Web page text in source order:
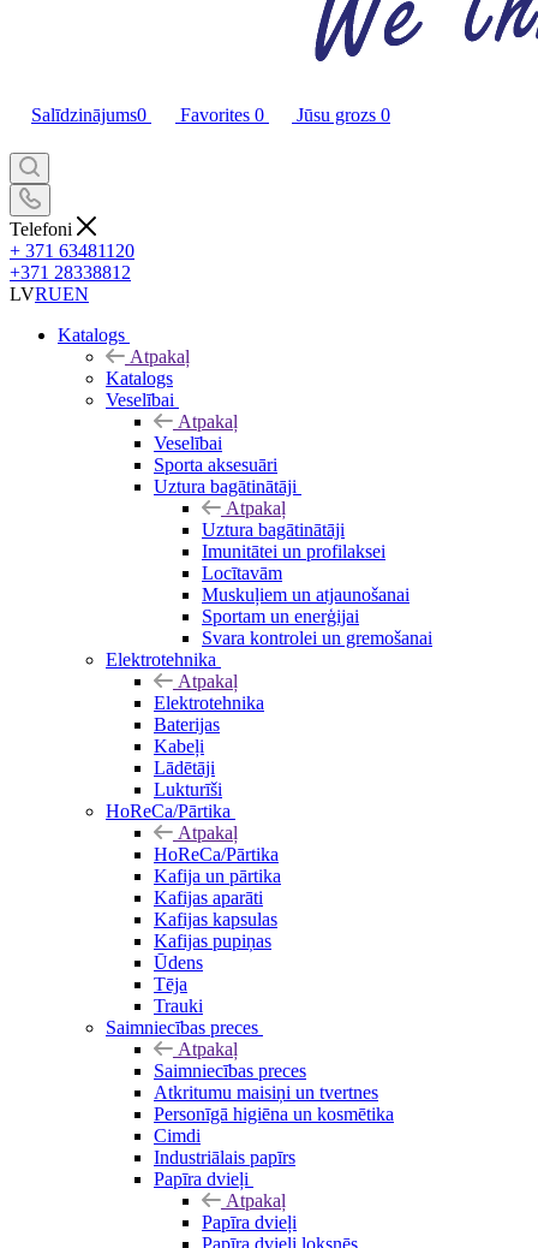
Salīdzinājums0 Favorites 0 Jūsu grozs 0
Telefoni
+ 371 63481120
+371 28338812
LVRUEN
Katalogs
Atpakaļ
Katalogs
Veselībai
Atpakaļ
Veselībai
Sporta aksesuāri
Uztura bagātinātāji
Atpakaļ
Uztura bagātinātāji
Imunitātei un profilaksei
Locītavām
Muskuļiem un atjaunošanai
Sportam un enerģijai
Svara kontrolei un gremošanai
Elektrotehnika
Atpakaļ
Elektrotehnika
Baterijas
Kabeļi
Lādētāji
Lukturīši
HoReCa/Pārtika
Atpakaļ
HoReCa/Pārtika
Kafija un pārtika
Kafijas aparāti
Kafijas kapsulas
Kafijas pupiņas
Ūdens
Tēja
Trauki
Saimniecības preces
Atpakaļ
Saimniecības preces
Atkritumu maisiņi un tvertnes
Personīgā higiēna un kosmētika
Cimdi
Industriālais papīrs
Papīra dvieļi
Atpakaļ
Papīra dvieļi
Papīra dvieļi loksnēs